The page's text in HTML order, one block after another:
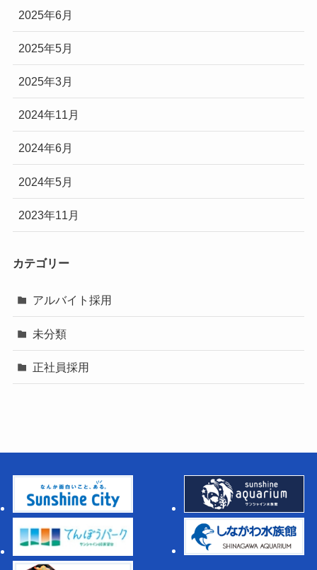
2025年6月
2025年5月
2025年3月
2024年11月
2024年6月
2024年5月
2023年11月
カテゴリー
アルバイト採用
未分類
正社員採用